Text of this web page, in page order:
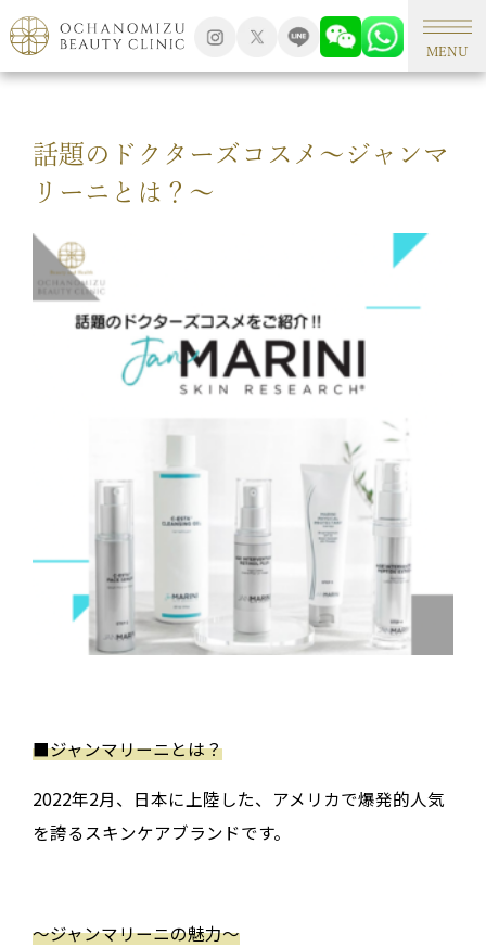
MENU
TOP 美容コラム
話題のドクターズコスメ〜ジャンマ
リーニとは？〜
■ジャンマリーニとは？
2022年2月、日本に上陸した、アメリカで爆発的人気
を誇るスキンケアブランドです。
〜ジャンマリーニの魅力〜